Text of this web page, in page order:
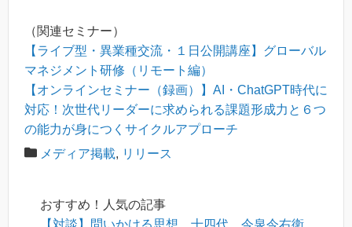
（関連セミナー）
【ライブ型・異業種交流・１日公開講座】グローバル
マネジメント研修（リモート編）
【オンラインセミナー（録画）】AI・ChatGPT時代に
対応！次世代リーダーに求められる課題形成力と６つ
の能力が身につくサイクルアプローチ
メディア掲載, リリース
おすすめ！人気の記事
【対談】問いかける思想 十四代 今泉今右衛